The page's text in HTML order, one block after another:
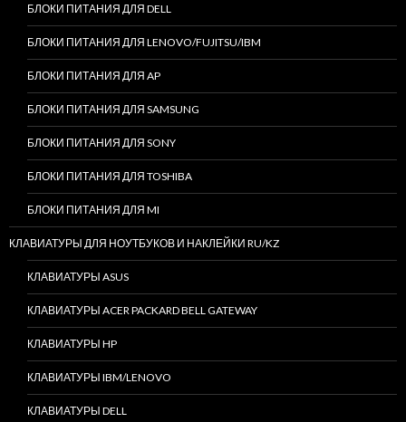
БЛОКИ ПИТАНИЯ ДЛЯ DELL
БЛОКИ ПИТАНИЯ ДЛЯ LENOVO/FUJITSU/IBM
БЛОКИ ПИТАНИЯ ДЛЯ AP
БЛОКИ ПИТАНИЯ ДЛЯ SAMSUNG
БЛОКИ ПИТАНИЯ ДЛЯ SONY
БЛОКИ ПИТАНИЯ ДЛЯ TOSHIBA
БЛОКИ ПИТАНИЯ ДЛЯ MI
КЛАВИАТУРЫ ДЛЯ НОУТБУКОВ И НАКЛЕЙКИ RU/KZ
КЛАВИАТУРЫ ASUS
КЛАВИАТУРЫ ACER PACKARD BELL GATEWAY
КЛАВИАТУРЫ HP
КЛАВИАТУРЫ IBM/LENOVO
КЛАВИАТУРЫ DELL